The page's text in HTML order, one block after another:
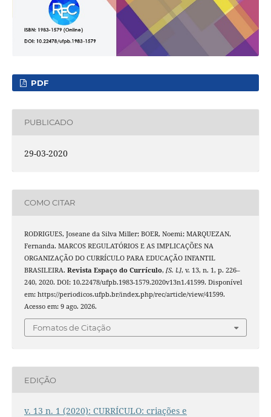
PDF
PUBLICADO
29-03-2020
COMO CITAR
RODRIGUES, Joseane da Silva Miller; BOER, Noemi; MARQUEZAN,
Fernanda. MARCOS REGULATÓRIOS E AS IMPLICAÇÕES NA
ORGANIZAÇÃO DO CURRÍCULO PARA EDUCAÇÃO INFANTIL
BRASILEIRA. Revista Espaço do Currículo, [S. l.], v. 13, n. 1, p. 226–
240, 2020. DOI: 10.22478/ufpb.1983-1579.2020v13n1.41599. Disponível
em: https://periodicos.ufpb.br/index.php/rec/article/view/41599.
Acesso em: 9 ago. 2026.
Fomatos de Citação
EDIÇÃO
v. 13 n. 1 (2020): CURRÍCULO: criações e